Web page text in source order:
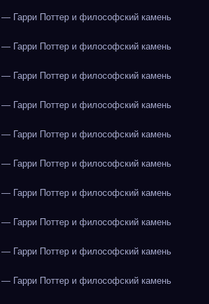
Гарри Поттер и философский камень
Гарри Поттер и философский камень
Гарри Поттер и философский камень
Гарри Поттер и философский камень
Гарри Поттер и философский камень
Гарри Поттер и философский камень
Гарри Поттер и философский камень
Гарри Поттер и философский камень
Гарри Поттер и философский камень
Гарри Поттер и философский камень